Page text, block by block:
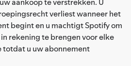
verliest wanneer het
begint en u machtigt Spotify om
rekening te brengen voor elke
u uw abonnement